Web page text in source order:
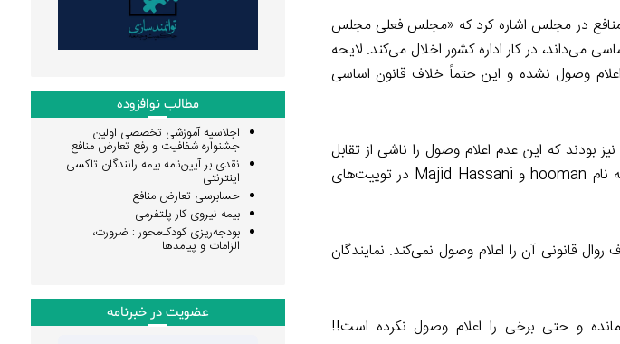
در مجلس اشاره کرد که «مجلس فعلی مجلس
اساسی می‌داند، در کار اداره کشور اخلال می‌کند. لایحه
وصول نشده و این حتماً خلاف قانون اساسی
بودند که این عدم اعلام وصول را ناشی از تقابل
دولت و مجلس و نه موازین قانونی دانسته و درنتیجه خواهان پاسخگویی مجلس شدند. کاربرانی به نام hooman و Majid Hassani در توییت‌های
قانونی آن را اعلام وصول نمی‌کند. نمایندگان
مجلس مانده و حتی برخی را اعلام وصول نکرده است!!
مطالب نوافزوده
اجلاسیه آموزشی تخصصی اولین
جشنواره شفافیت و رفع تعارض منافع
نقدی بر آیین‌نامه بیمه رانندگان تاکسی
اینترنتی
حسابرسی تعارض منافع
بیمه نیروی کار پلتفرمی
بودجه‌ریزی کودک‌محور : ضرورت،
الزامات و پیامدها
عضویت در خبرنامه